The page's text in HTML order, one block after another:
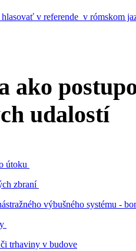
v referende v rómskom
ako
udalostí
útoku
zbraní
výbušného systému -
trhaviny v budove